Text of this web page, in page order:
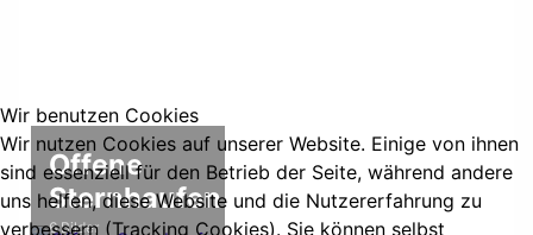
Offene
Sternhaufen
6 Bilder
Wir benutzen Cookies
Wir nutzen Cookies auf unserer Website. Einige von ihnen
sind essenziell für den Betrieb der Seite, während andere
uns helfen, diese Website und die Nutzererfahrung zu
verbessern (Tracking Cookies). Sie können selbst